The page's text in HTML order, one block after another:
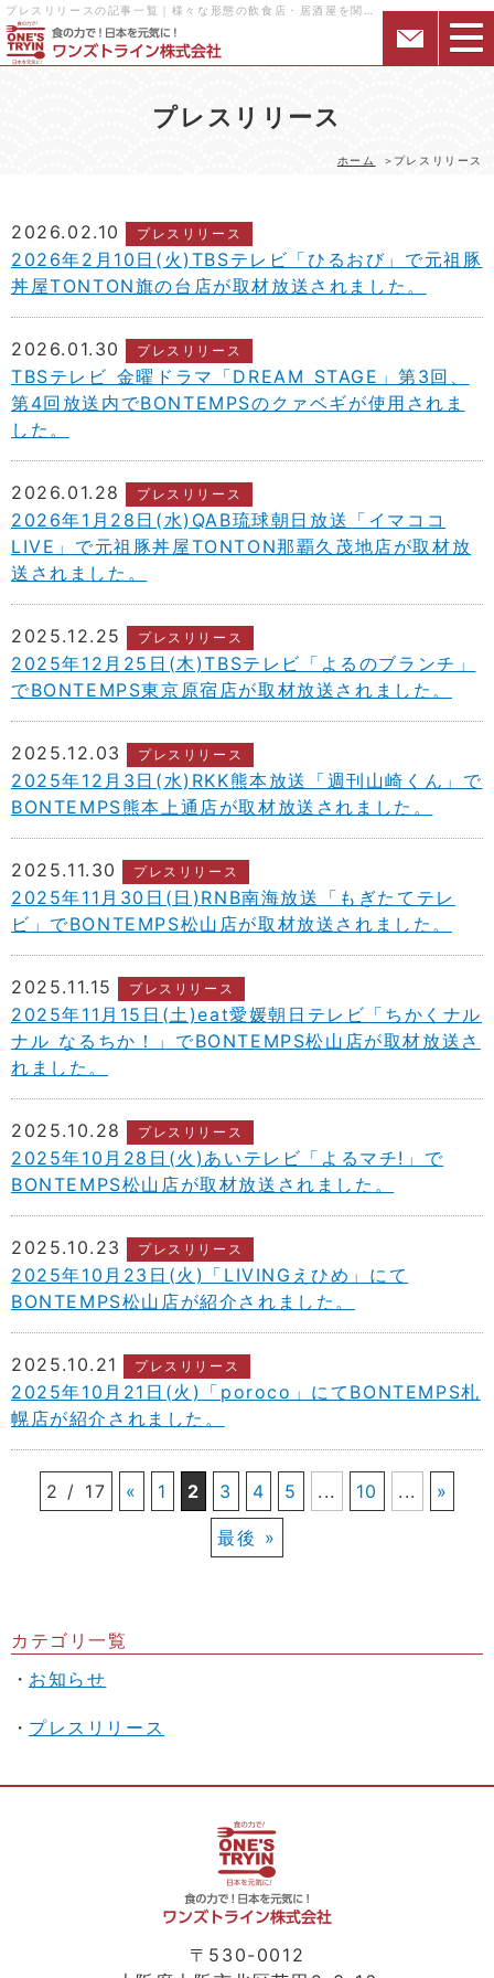
プレスリリース
ホーム プレスリリース
2026.02.10 プレスリリース
2026年2月10日(火)TBSテレビ「ひるおび」で元祖豚
丼屋TONTON旗の台店が取材放送されました。
2026.01.30 プレスリリース
TBSテレビ 金曜ドラマ「DREAM STAGE」第3回、
第4回放送内でBONTEMPSのクァベギが使用されま
した。
2026.01.28 プレスリリース
2026年1月28日(水)QAB琉球朝日放送「イマココ
LIVE」で元祖豚丼屋TONTON那覇久茂地店が取材放
送されました。
2025.12.25 プレスリリース
2025年12月25日(木)TBSテレビ「よるのブランチ」
でBONTEMPS東京原宿店が取材放送されました。
2025.12.03 プレスリリース
2025年12月3日(水)RKK熊本放送「週刊山崎くん」で
BONTEMPS熊本上通店が取材放送されました。
2025.11.30 プレスリリース
2025年11月30日(日)RNB南海放送「もぎたてテレ
ビ」でBONTEMPS松山店が取材放送されました。
2025.11.15 プレスリリース
2025年11月15日(土)eat愛媛朝日テレビ「ちかくナル
ナル なるちか！」でBONTEMPS松山店が取材放送さ
れました。
2025.10.28 プレスリリース
2025年10月28日(火)あいテレビ「よるマチ!」で
BONTEMPS松山店が取材放送されました。
2025.10.23 プレスリリース
2025年10月23日(火)「LIVINGえひめ」にて
BONTEMPS松山店が紹介されました。
2025.10.21 プレスリリース
2025年10月21日(火)「poroco」にてBONTEMPS札
幌店が紹介されました。
2 / 17 « 1 2 3 4 5 ... 10 ... »
最後 »
カテゴリ一覧
お知らせ
プレスリリース
〒530-0012